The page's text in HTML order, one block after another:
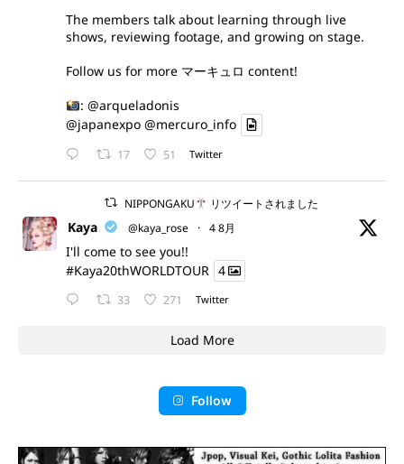
The members talk about learning through live
shows, reviewing footage, and growing on stage.
Follow us for more マーキュロ content!
: @arqueladonis
@japanexpo @mercuro_info
17 51 Twitter
NIPPONGAKU リツイートされました
Kaya @kaya_rose · 4 8月
I'll come to see you!!
#Kaya20thWORLDTOUR 4
33 271 Twitter
Load More
Follow